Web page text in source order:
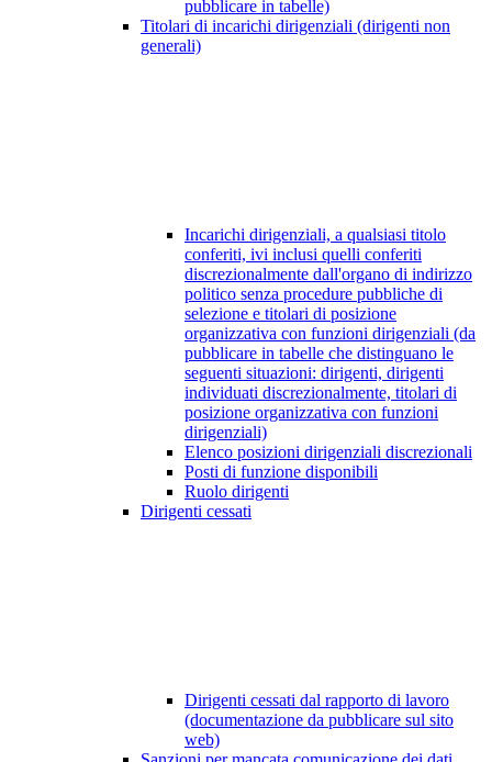
pubblicare in tabelle)
Titolari di incarichi dirigenziali (dirigenti non
generali)
Incarichi dirigenziali, a qualsiasi titolo
conferiti, ivi inclusi quelli conferiti
discrezionalmente dall'organo di indirizzo
politico senza procedure pubbliche di
selezione e titolari di posizione
organizzativa con funzioni dirigenziali (da
pubblicare in tabelle che distinguano le
seguenti situazioni: dirigenti, dirigenti
individuati discrezionalmente, titolari di
posizione organizzativa con funzioni
dirigenziali)
Elenco posizioni dirigenziali discrezionali
Posti di funzione disponibili
Ruolo dirigenti
Dirigenti cessati
Dirigenti cessati dal rapporto di lavoro
(documentazione da pubblicare sul sito
web)